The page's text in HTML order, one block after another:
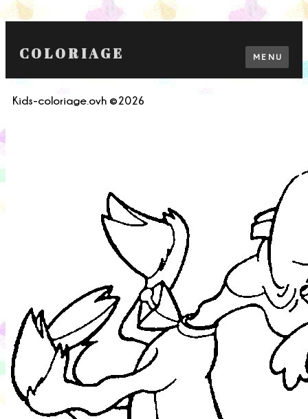
COLORIAGE MENU